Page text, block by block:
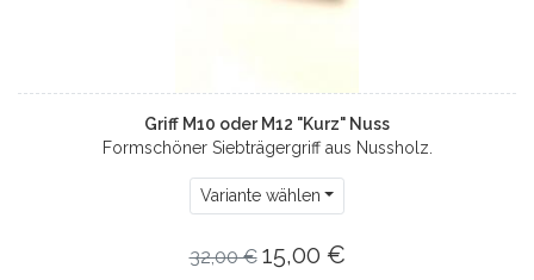
Griff M10 oder M12 "Kurz" Nuss
Formschöner Siebträgergriff aus Nussholz.
Variante wählen
32,00 € 15,00 €